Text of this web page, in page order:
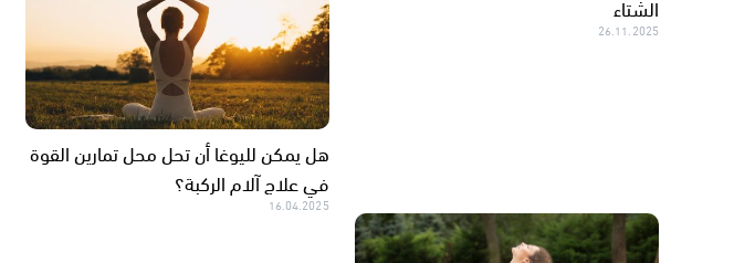
26.11.2025
هل يمكن لليوغا أن تحل محل تمارين القوة
في علاج آلام الركبة؟
16.04.2025